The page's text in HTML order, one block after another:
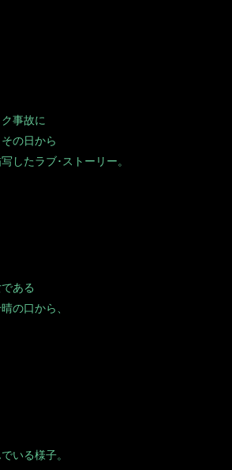
事故に
の日から
したラブ･ストーリー。
ある
の口から、
いる様子。